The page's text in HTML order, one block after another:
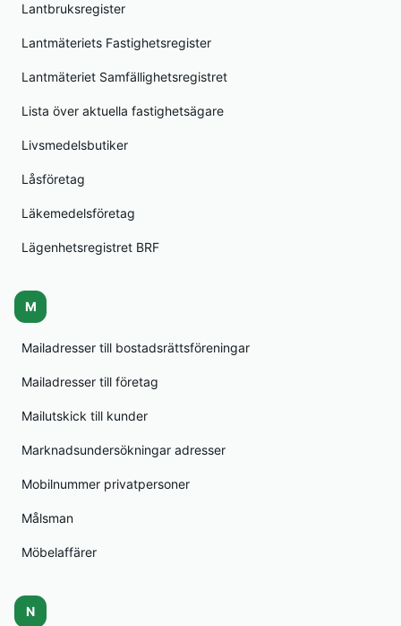
Lantbruksregister
Lantmäteriets Fastighetsregister
Lantmäteriet Samfällighetsregistret
Lista över aktuella fastighetsägare
Livsmedelsbutiker
Låsföretag
Läkemedelsföretag
Lägenhetsregistret BRF
M
Mailadresser till bostadsrättsföreningar
Mailadresser till företag
Mailutskick till kunder
Marknadsundersökningar adresser
Mobilnummer privatpersoner
Målsman
Möbelaffärer
N